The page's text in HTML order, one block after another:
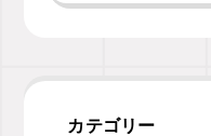
カテゴリー